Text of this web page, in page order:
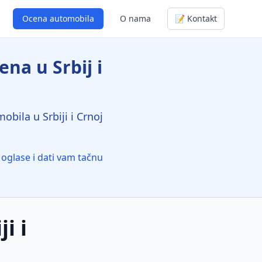
Ocena automobila O nama 📝 Kontakt
u Srbij i
u Srbiji i Crnoj
i dati vam tačnu
i